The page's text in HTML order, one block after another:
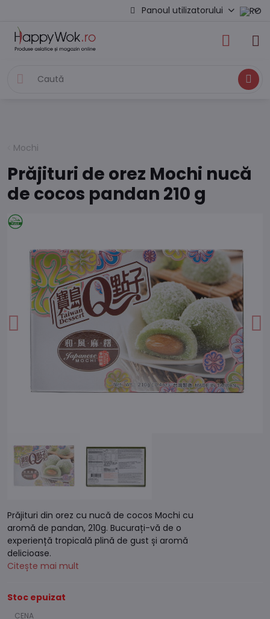
Panoul utilizatorului
Caută
Mochi
Prăjituri de orez Mochi nucă
de cocos pandan 210 g
Prăjituri din orez cu nucă de cocos Mochi cu
aromă de pandan, 210g. Bucurați-vă de o
experiență tropicală plină de gust și aromă
delicioase.
Citește mai mult
Stoc epuizat